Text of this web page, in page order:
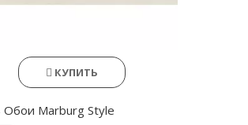
КУПИТЬ
Обои Marburg Style